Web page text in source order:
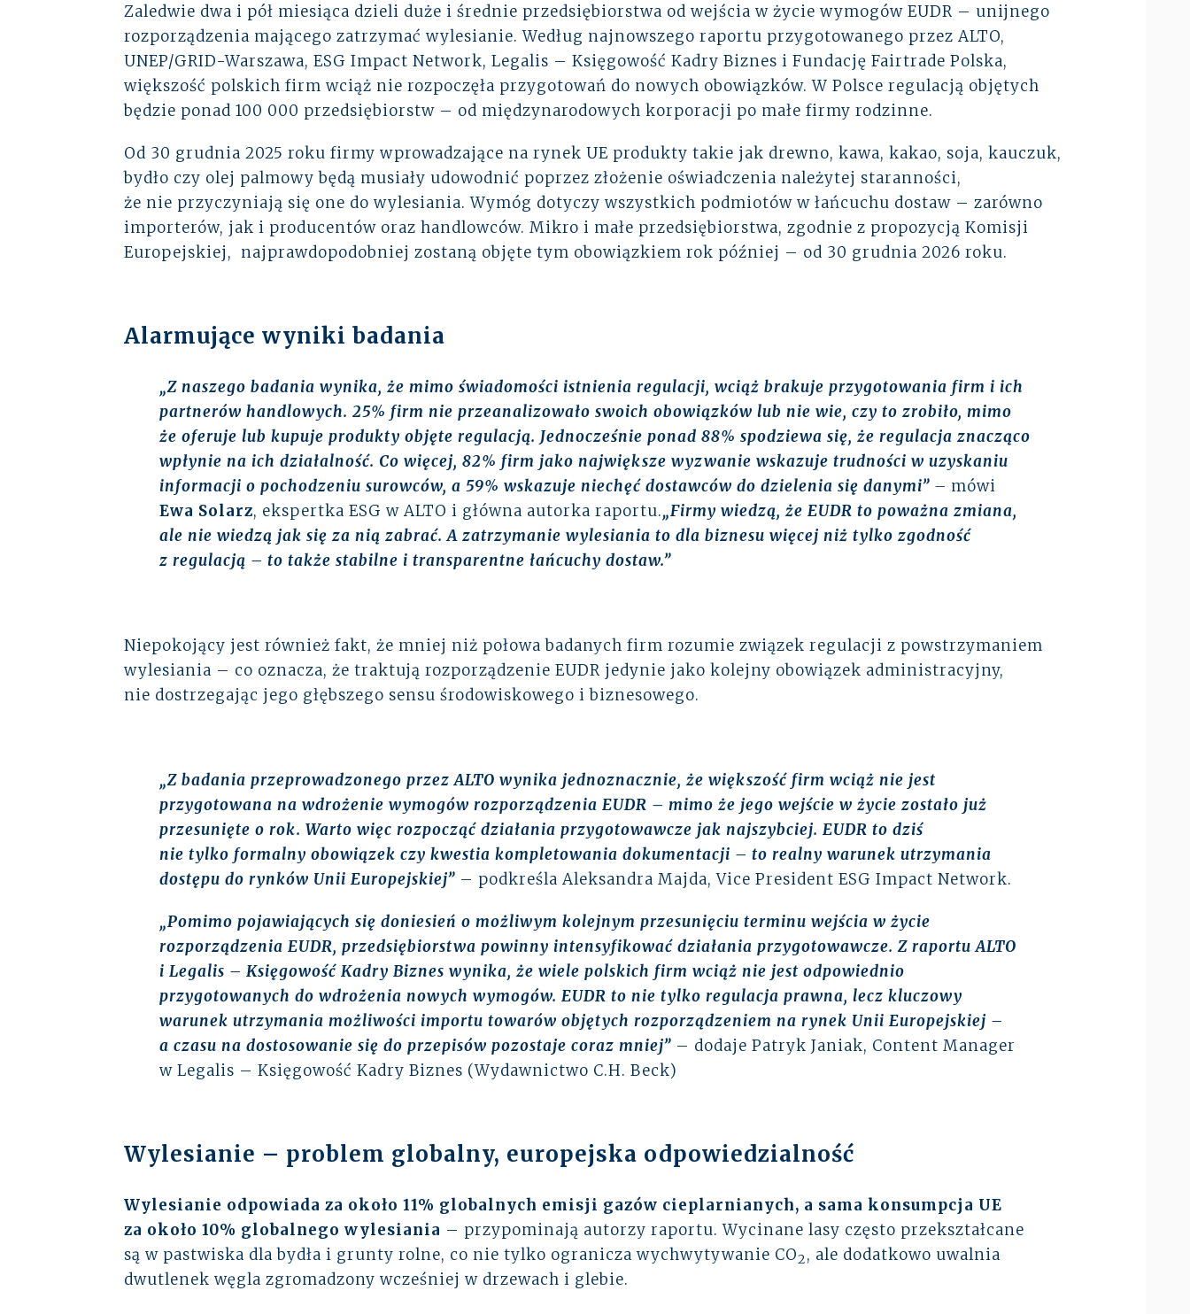
Zaledwie dwa i pół miesiąca dzieli duże i średnie przedsiębiorstwa od wejścia w życie wymogów EUDR – unijnego
rozporządzenia mającego zatrzymać wylesianie. Według najnowszego raportu przygotowanego przez ALTO,
UNEP/GRID-Warszawa, ESG Impact Network, Legalis – Księgowość Kadry Biznes i Fundację Fairtrade Polska,
większość polskich firm wciąż nie rozpoczęła przygotowań do nowych obowiązków. W Polsce regulacją objętych
będzie ponad 100 000 przedsiębiorstw – od międzynarodowych korporacji po małe firmy rodzinne.
Od 30 grudnia 2025 roku firmy wprowadzające na rynek UE produkty takie jak drewno, kawa, kakao, soja, kauczuk,
bydło czy olej palmowy będą musiały udowodnić poprzez złożenie oświadczenia należytej staranności,
że nie przyczyniają się one do wylesiania. Wymóg dotyczy wszystkich podmiotów w łańcuchu dostaw – zarówno
importerów, jak i producentów oraz handlowców. Mikro i małe przedsiębiorstwa, zgodnie z propozycją Komisji
Europejskiej, najprawdopodobniej zostaną objęte tym obowiązkiem rok później – od 30 grudnia 2026 roku.
Alarmujące wyniki badania
„Z naszego badania wynika, że mimo świadomości istnienia regulacji, wciąż brakuje przygotowania firm i ich
partnerów handlowych. 25% firm nie przeanalizowało swoich obowiązków lub nie wie, czy to zrobiło, mimo
że oferuje lub kupuje produkty objęte regulacją. Jednocześnie ponad 88% spodziewa się, że regulacja znacząco
wpłynie na ich działalność. Co więcej, 82% firm jako największe wyzwanie wskazuje trudności w uzyskaniu
informacji o pochodzeniu surowców, a 59% wskazuje niechęć dostawców do dzielenia się danymi” – mówi
Ewa Solarz, ekspertka ESG w ALTO i główna autorka raportu.„Firmy wiedzą, że EUDR to poważna zmiana,
ale nie wiedzą jak się za nią zabrać. A zatrzymanie wylesiania to dla biznesu więcej niż tylko zgodność
z regulacją – to także stabilne i transparentne łańcuchy dostaw.”
Niepokojący jest również fakt, że mniej niż połowa badanych firm rozumie związek regulacji z powstrzymaniem
wylesiania – co oznacza, że traktują rozporządzenie EUDR jedynie jako kolejny obowiązek administracyjny,
nie dostrzegając jego głębszego sensu środowiskowego i biznesowego.
„Z badania przeprowadzonego przez ALTO wynika jednoznacznie, że większość firm wciąż nie jest
przygotowana na wdrożenie wymogów rozporządzenia EUDR – mimo że jego wejście w życie zostało już
przesunięte o rok. Warto więc rozpocząć działania przygotowawcze jak najszybciej. EUDR to dziś
nie tylko formalny obowiązek czy kwestia kompletowania dokumentacji – to realny warunek utrzymania
dostępu do rynków Unii Europejskiej” – podkreśla Aleksandra Majda, Vice President ESG Impact Network.
„Pomimo pojawiających się doniesień o możliwym kolejnym przesunięciu terminu wejścia w życie
rozporządzenia EUDR, przedsiębiorstwa powinny intensyfikować działania przygotowawcze. Z raportu ALTO
i Legalis – Księgowość Kadry Biznes wynika, że wiele polskich firm wciąż nie jest odpowiednio
przygotowanych do wdrożenia nowych wymogów. EUDR to nie tylko regulacja prawna, lecz kluczowy
warunek utrzymania możliwości importu towarów objętych rozporządzeniem na rynek Unii Europejskiej –
a czasu na dostosowanie się do przepisów pozostaje coraz mniej” – dodaje Patryk Janiak, Content Manager
w Legalis – Księgowość Kadry Biznes (Wydawnictwo C.H. Beck)
Wylesianie – problem globalny, europejska odpowiedzialność
Wylesianie odpowiada za około 11% globalnych emisji gazów cieplarnianych, a sama konsumpcja UE
za około 10% globalnego wylesiania – przypominają autorzy raportu. Wycinane lasy często przekształcane
są w pastwiska dla bydła i grunty rolne, co nie tylko ogranicza wychwytywanie CO2, ale dodatkowo uwalnia
dwutlenek węgla zgromadzony wcześniej w drzewach i glebie.